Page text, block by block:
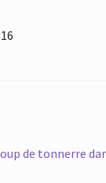
de tonnerre